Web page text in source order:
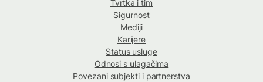
Tvrtka i tim
Sigurnost
Mediji
Karijere
Status usluge
Odnosi s ulagačima
Povezani subjekti i partnerstva